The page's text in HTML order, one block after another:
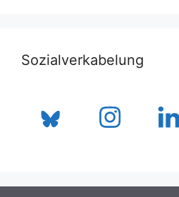
Sozialverkabelung